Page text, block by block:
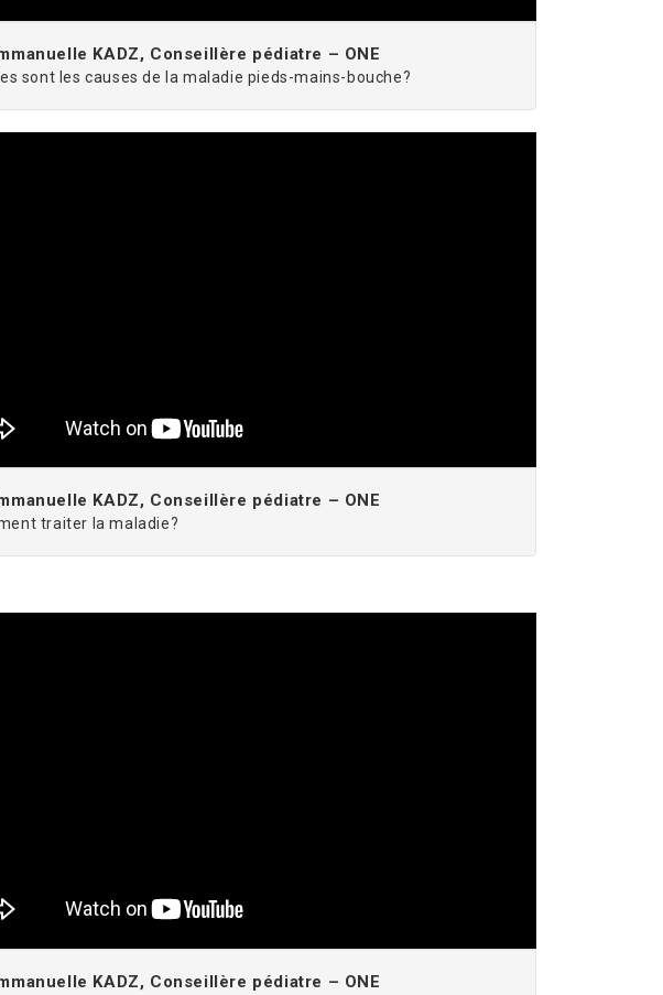
KADZ, Conseillère pédiatre – ONE
sont les causes de la maladie pieds-mains-bouche?
KADZ, Conseillère pédiatre – ONE
traiter la maladie?
KADZ, Conseillère pédiatre – ONE